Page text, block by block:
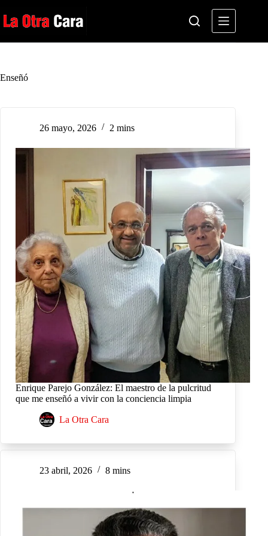
al
contenido
Enseñó
26 mayo, 2026 2 mins
Enrique Parejo González: El maestro de la pulcritud
que me enseñó a vivir con la conciencia limpia
La Otra Cara
23 abril, 2026 8 mins